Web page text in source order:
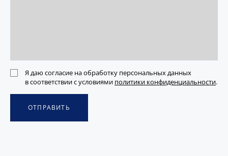
Я даю согласие на обработку персональных данных
в соответствии с условиями политики конфиденциальности.
ОТПРАВИТЬ